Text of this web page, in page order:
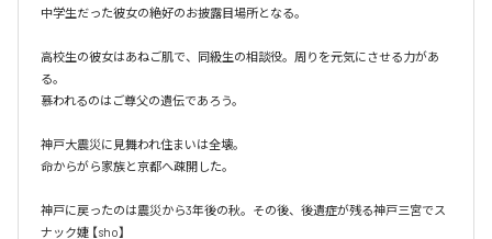
中学生だった彼女の絶好のお披露目場所となる。
高校生の彼女はあねご肌で、同級生の相談役。周りを元気にさせる力があ
る。
慕われるのはご尊父の遺伝であろう。
神戸大震災に見舞われ住まいは全壊。
命からがら家族と京都へ疎開した。
神戸に戻ったのは震災から3年後の秋。その後、後遺症が残る神戸三宮でス
ナック婕 【sho】